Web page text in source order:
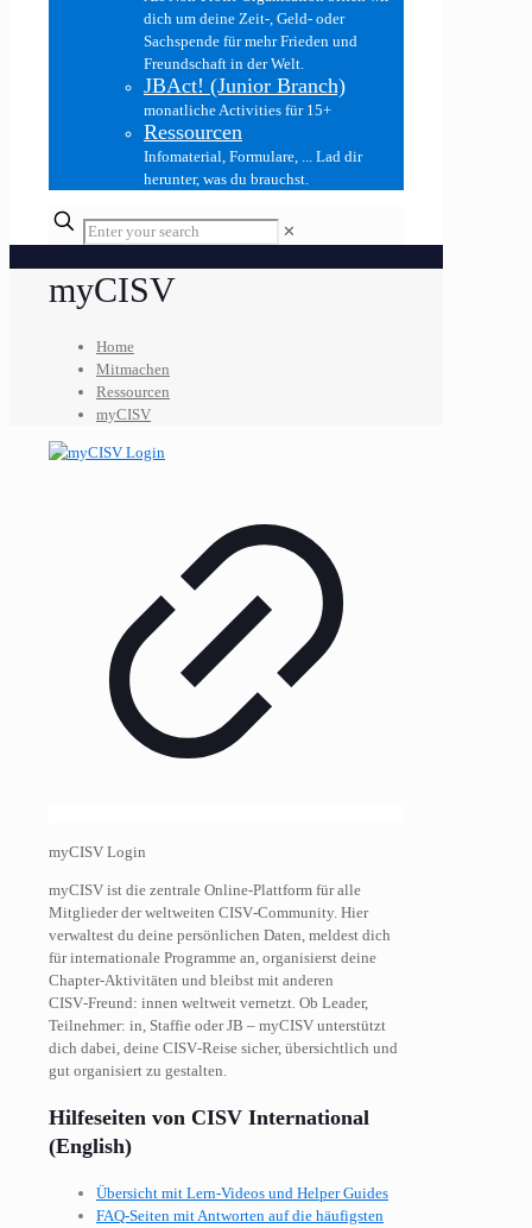
dich um deine Zeit-, Geld- oder
Sachspende für mehr Frieden und
Freundschaft in der Welt.
JBAct! (Junior Branch)
monatliche Activities für 15+
Ressourcen
Infomaterial, Formulare, ... Lad dir
herunter, was du brauchst.
✕
myCISV
Home
Mitmachen
Ressourcen
myCISV
myCISV Login
myCISV ist die zentrale Online‑Plattform für alle
Mitglieder der weltweiten CISV‑Community. Hier
verwaltest du deine persönlichen Daten, meldest dich
für internationale Programme an, organisierst deine
Chapter‑Aktivitäten und bleibst mit anderen
CISV‑Freund: innen weltweit vernetzt. Ob Leader,
Teilnehmer: in, Staffie oder JB – myCISV unterstützt
dich dabei, deine CISV‑Reise sicher, übersichtlich und
gut organisiert zu gestalten.
Hilfeseiten von CISV International
(English)
Übersicht mit Lern-Videos und Helper Guides
FAQ-Seiten mit Antworten auf die häufigsten